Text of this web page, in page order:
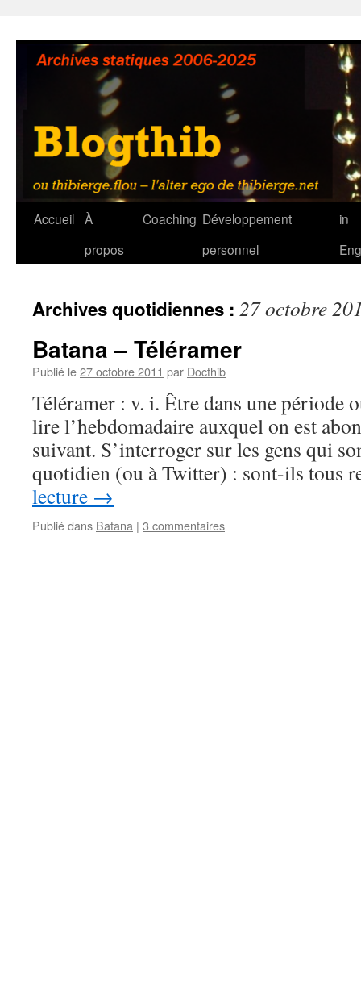
contenu
Accueil À
propos
Coaching Développement
personnel
in
Archives quotidiennes : 27 octobre
Batana – Téléramer
Publié le27 octobre 2011 par Docthib
Téléramer : v. i. Être dans une période
lire l’hebdomadaire auxquel on est
suivant. S’interroger sur les gens qui
quotidien (ou à Twitter) : sont-ils tous
lecture →
Publié dans Batana | 3 commentaires